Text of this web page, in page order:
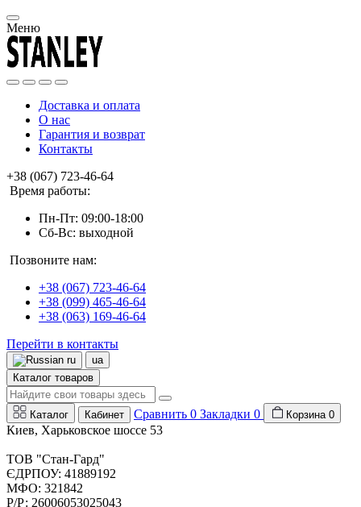
Меню
Доставка и оплата
О нас
Гарантия и возврат
Контакты
+38 (067) 723-46-64
Время работы:
Пн-Пт: 09:00-18:00
Сб-Вс: выходной
Позвоните нам:
+38 (067) 723-46-64
+38 (099) 465-46-64
+38 (063) 169-46-64
Перейти в контакты
ru
ua
Каталог товаров
Каталог Кабинет Сравнить 0 Закладки 0 Корзина 0
Киев, Харьковское шоссе 53
ТОВ "Стан-Гард"
ЄДРПОУ: 41889192
МФО: 321842
Р/Р: 26006053025043